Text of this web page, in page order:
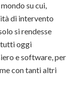
su cui,
di intervento
si rendesse
tutti oggi
e software, per
con tanti altri